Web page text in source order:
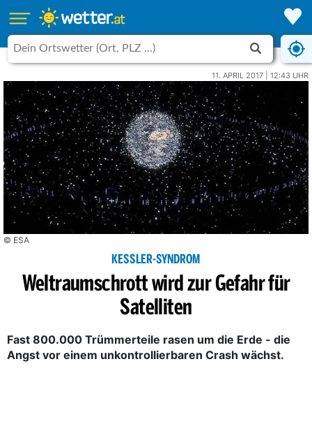
11. APRIL 2017 | 12:43 UHR
© ESA
KESSLER-SYNDROM
Weltraumschrott wird zur Gefahr für
Satelliten
Fast 800.000 Trümmerteile rasen um die Erde - die
Angst vor einem unkontrollierbaren Crash wächst.